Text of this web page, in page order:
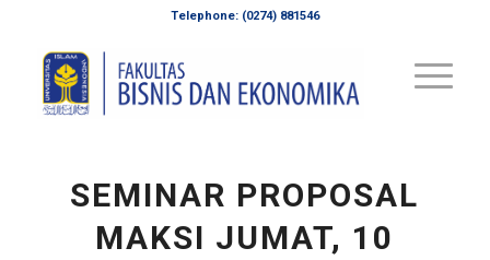
Telephone: (0274) 881546
SEMINAR PROPOSAL
MAKSI JUMAT, 10